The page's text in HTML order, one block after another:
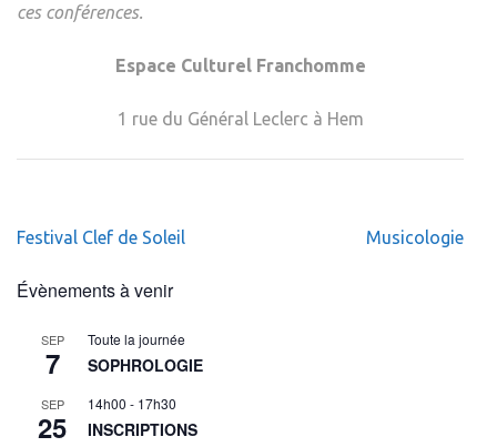
ces conférences.
Espace Culturel Franchomme
1 rue du Général Leclerc à Hem
Navigation
l’article
Festival Clef de Soleil Musicologie
Évènements à venir
SEP
7
Toute la journée
SOPHROLOGIE
SEP
25
14h00 - 17h30
INSCRIPTIONS